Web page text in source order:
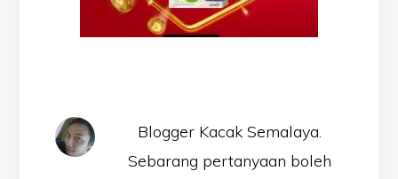
Blogger Kacak Semalaya.
Sebarang pertanyaan boleh